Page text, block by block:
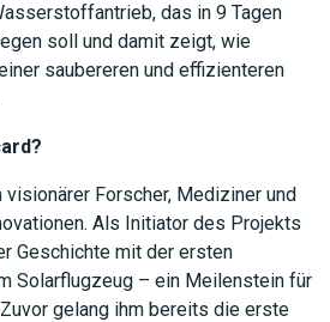
das in 9 Tagen
soll und damit zeigt, wie
saubereren und effizienteren
Forscher, Mediziner und
Als Initiator des Projekts
Geschichte mit der ersten
Solarflugzeug – ein Meilenstein für
gelang ihm bereits die erste